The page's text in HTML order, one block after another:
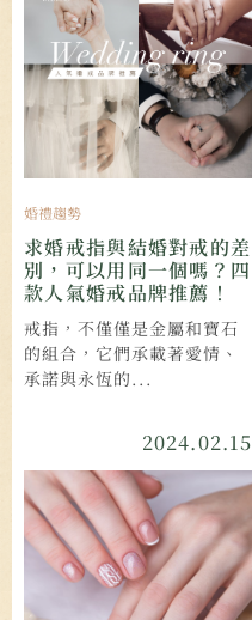
婚禮趨勢
求婚戒指與結婚對戒的差
別，可以用同一個嗎？四
款人氣婚戒品牌推薦！
戒指，不僅僅是金屬和寶石
的組合，它們承載著愛情、
承諾與永恆的...
2024.02.15